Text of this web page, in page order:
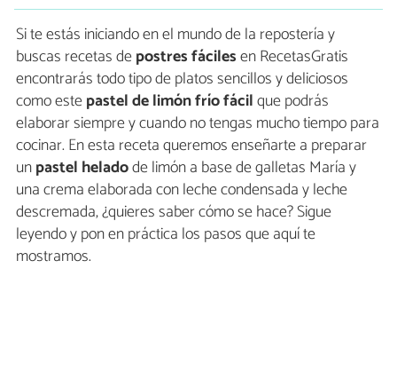
Si te estás iniciando en el mundo de la repostería y
buscas recetas depostres fácilesen RecetasGratis
encontrarás todo tipo de platos sencillos y deliciosos
como estepastel de limón frío fácilque podrás
elaborar siempre y cuando no tengas mucho tiempo para
cocinar. En esta receta queremos enseñarte a preparar
unpastel heladode limón a base de galletas María y
una crema elaborada con leche condensada y leche
descremada, ¿quieres saber cómo se hace? Sigue
leyendo y pon en práctica los pasos que aquí te
mostramos.